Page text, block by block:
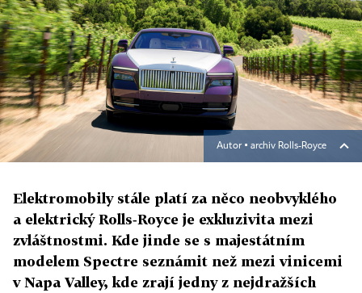
Autor ▪ archiv Rolls-Royce
Elektromobily stále platí za něco neobvyklého
a elektrický Rolls‑Royce je exkluzivita mezi
zvláštnostmi. Kde jinde se s majestátním
modelem Spectre seznámit než mezi vinicemi
v Napa Valley, kde zrají jedny z nejdražších